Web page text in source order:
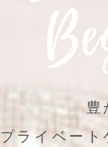
豊
プライベー